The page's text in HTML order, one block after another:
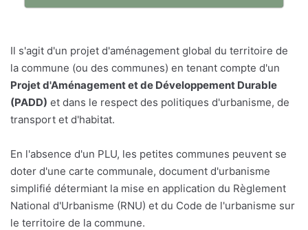
Il s'agit d'un projet d'aménagement global du territoire de
la commune (ou des communes) en tenant compte d'un
Projet d'Aménagement et de Développement Durable
(PADD) et dans le respect des politiques d'urbanisme, de
transport et d'habitat.
En l'absence d'un PLU, les petites communes peuvent se
doter d'une carte communale, document d'urbanisme
simplifié détermiant la mise en application du Règlement
National d'Urbanisme (RNU) et du Code de l'urbanisme sur
le territoire de la commune.